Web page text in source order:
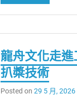
龍舟文化走
扒槳技術
Posted on29 5 月, 2026